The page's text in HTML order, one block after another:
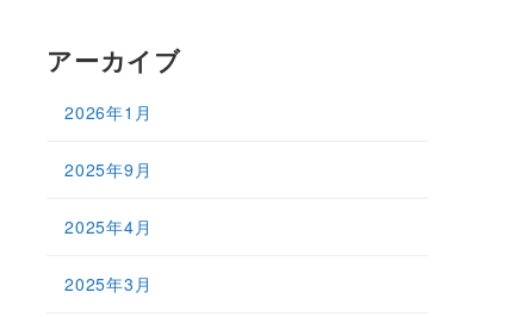
アーカイブ
2026年1月
2025年9月
2025年4月
2025年3月